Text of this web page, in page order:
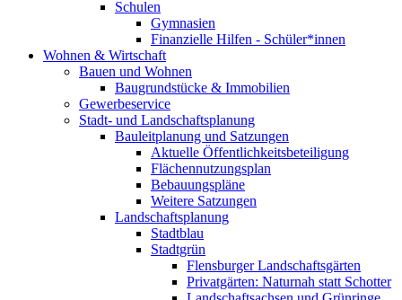
Schulen
Gymnasien
Finanzielle Hilfen - Schüler*innen
Wohnen & Wirtschaft
Bauen und Wohnen
Baugrundstücke & Immobilien
Gewerbeservice
Stadt- und Landschaftsplanung
Bauleitplanung und Satzungen
Aktuelle Öffentlichkeitsbeteiligung
Flächennutzungsplan
Bebauungspläne
Weitere Satzungen
Landschaftsplanung
Stadtblau
Stadtgrün
Flensburger Landschaftsgärten
Privatgärten: Naturnah statt Schotter